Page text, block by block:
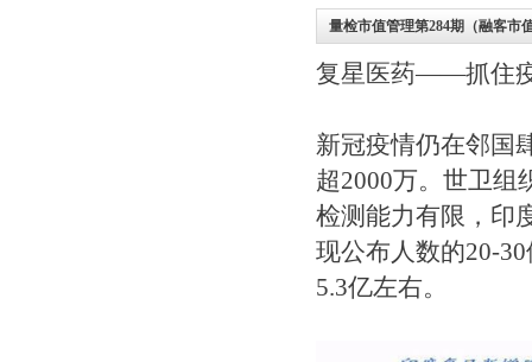
量检市值管理第284期（融客市
复星医药——抓住
新冠疫情仍在邻国
超2000万。世卫组
检测能力有限，印
现公布人数的20-
5.3亿左右。